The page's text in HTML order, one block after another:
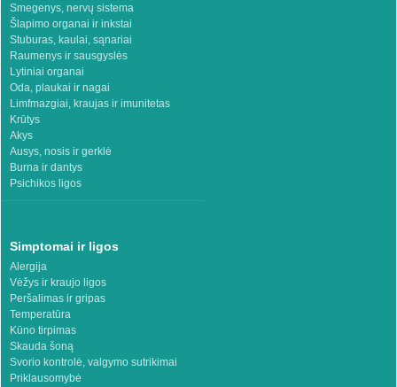
Smegenys, nervų sistema
Šlapimo organai ir inkstai
Stuburas, kaulai, sąnariai
Raumenys ir sausgyslės
Lytiniai organai
Oda, plaukai ir nagai
Limfmazgiai, kraujas ir imunitetas
Krūtys
Akys
Ausys, nosis ir gerklė
Burna ir dantys
Psichikos ligos
Simptomai ir ligos
Alergija
Vėžys ir kraujo ligos
Peršalimas ir gripas
Temperatūra
Kūno tirpimas
Skauda šoną
Svorio kontrolė, valgymo sutrikimai
Priklausomybė